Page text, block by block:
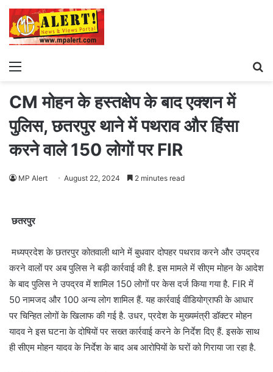
Menu
CM मोहन के हस्तक्षेप के बाद एक्शन में
पुलिस, छतरपुर थाने में पथराव और हिंसा
करने वाले 150 लोगों पर FIR
MP Alert August 22, 2024 2 minutes read
छतरपुर
मध्यप्रदेश के छतरपुर कोतवाली थाने में बुधवार दोपहर पथराव करने और उपद्रव
करने वालों पर अब पुलिस ने बड़ी कार्रवाई की है. इस मामले में सीएम मोहन के आदेश
के बाद पुलिस ने उपद्रव में शामिल 150 लोगों पर केस दर्ज किया गया है. FIR में
50 नामजद और 100 अन्य लोग शामिल हैं. यह कार्रवाई वीडियोग्राफी के आधार
पर चिन्हित लोगों के खिलाफ की गई है. उधर, प्रदेश के मुख्यमंत्री डॉक्टर मोहन
यादव ने इस घटना के दोषियों पर सख्त कार्रवाई करने के निर्देश दिए हैं. इसके साथ
ही सीएम मोहन यादव के निर्देश के बाद अब आरोपियों के घरों को गिराया जा रहा है.